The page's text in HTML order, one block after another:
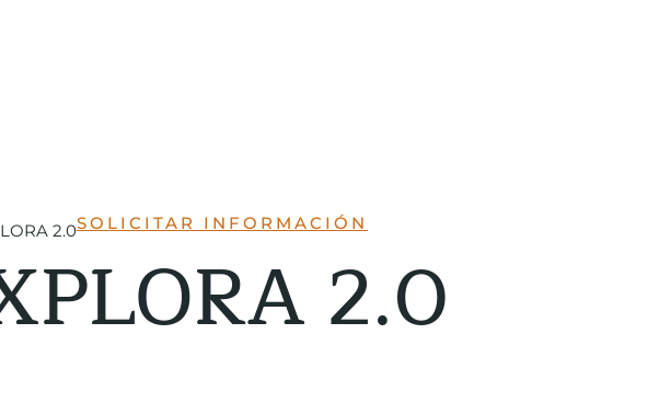
2.0SOLICITAR INFORMACIÓN
2.0